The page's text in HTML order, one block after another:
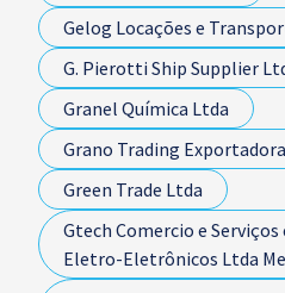
Gelog Locações e
G. Pierotti Ship Supplier
Granel Química Ltda
Grano Trading
Green Trade Ltda
Gtech Comercio e
Eletro-Eletrônicos Ltda Me